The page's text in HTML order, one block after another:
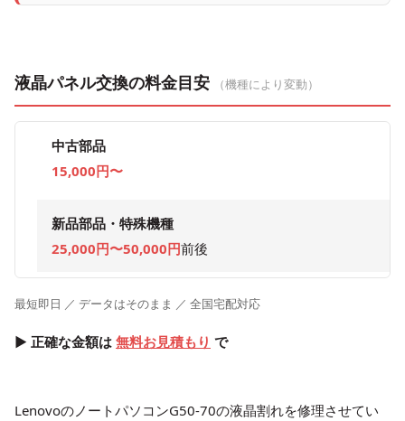
液晶パネル交換の料金目安 （機種により変動）
中古部品
15,000円〜
新品部品・特殊機種
25,000円〜50,000円前後
最短即日 ／ データはそのまま ／ 全国宅配対応
▶ 正確な金額は 無料お見積もり で
LenovoのノートパソコンG50-70の液晶割れを修理させてい